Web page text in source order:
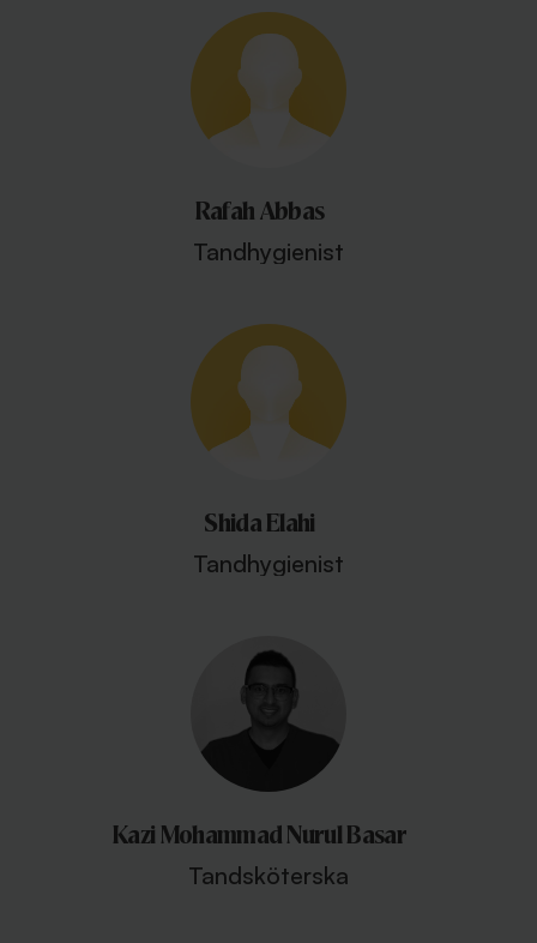
Rafah Abbas
Tandhygienist
Shida Elahi
Tandhygienist
Kazi Mohammad Nurul Basar
Tandsköterska